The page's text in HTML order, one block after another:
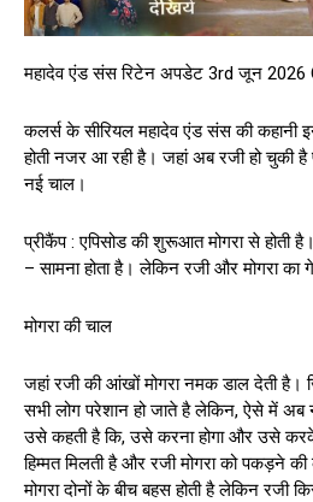
महादेव एंड संस रिटेन अपडेट 3rd जून
कलर्स के सीरियल महादेव एंड संस की कहानी
होती नजर आ रही है। जहां अब रजी हो चुकी है
नई चाल।
प्रीकैंप : एपिसोड की शुरूआत मोगरा से होती
– सामना होता है। लेकिन रजी और मोगरा का
मोगरा की चाल
जहां रजी की आंखों मोगरा नमक डाल देती
सभी लोग परेशान हो जाते है लेकिन, ऐसे में अब
उसे कहती है कि, उसे करना होगा और उसे
हिम्मत मिलती है और रजी मोगरा को पकड़ने
मोगरा दोनों के बीच बहस होती है लेकिन रजी